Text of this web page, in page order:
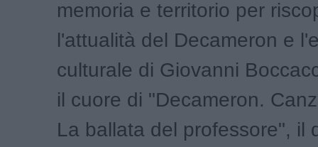
memoria e territorio per
l'attualità del Decameron e
culturale di Giovanni
il cuore di "Decameron.
La ballata del professore", il